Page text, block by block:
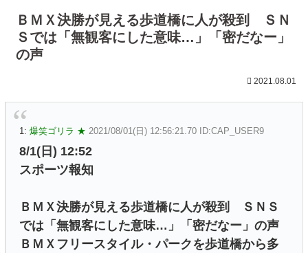
ＢＭＸ決勝が見える歩道橋に人が殺到 ＳＮ
Ｓでは「無観客にした意味…」「密だなー」
の声
2021.08.01
1: 爆笑ゴリラ ★ 2021/08/01(日) 12:56:21.70 ID:CAP_USER9
8/1(日) 12:52
スポーツ報知
ＢＭＸ決勝が見える歩道橋に人が殺到 ＳＮＳ
では「無観客にした意味…」「密だなー」の声
ＢＭＸフリースタイル・パークを歩道橋から多